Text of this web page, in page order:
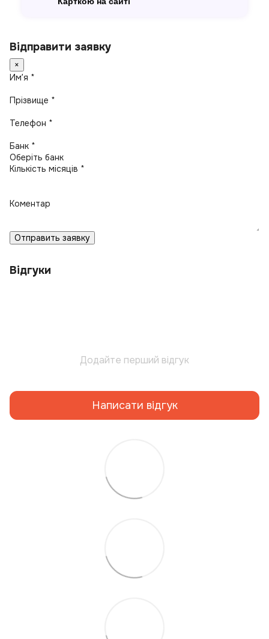
Відправити заявку
×
Имʼя *
Прізвище *
Телефон *
Банк *
Кількість місяців *
Коментар
Отправить заявку
Відгуки
Додайте перший відгук
Написати відгук